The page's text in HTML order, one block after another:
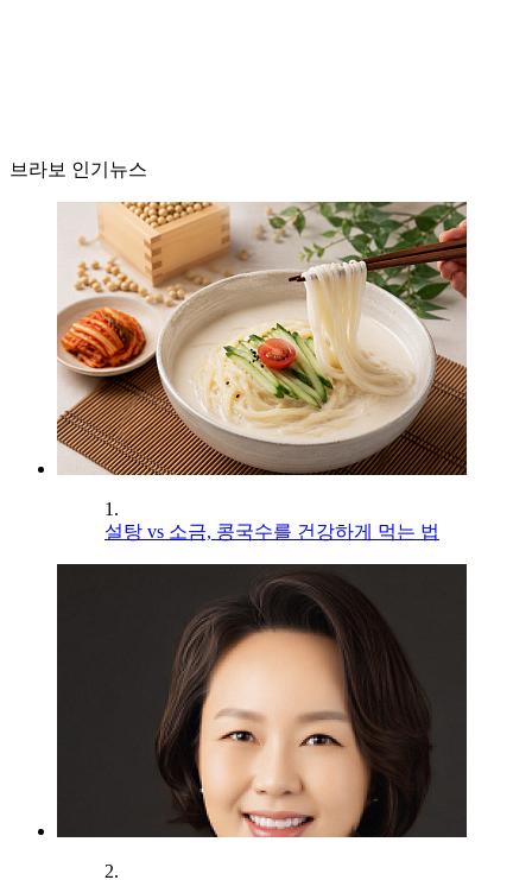
브라보 인기뉴스
1.
설탕 vs 소금, 콩국수를 건강하게 먹는 법
2.